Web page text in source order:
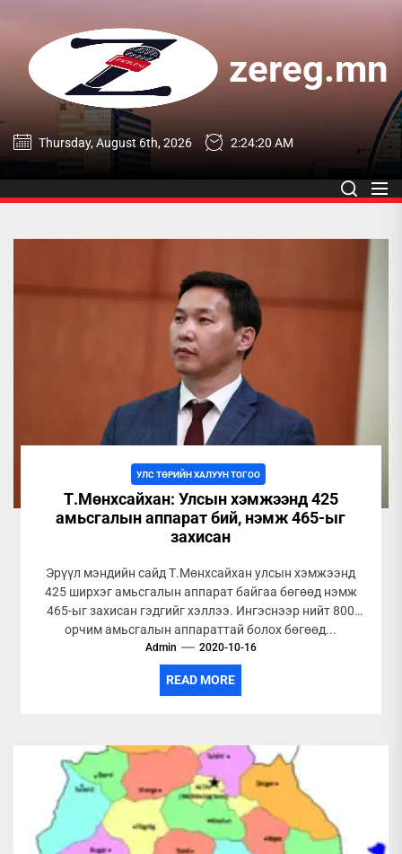
content
zereg.mn
zereg.mn
Thursday, August 6th, 2026 2:24:20 AM
УЛС ТӨРИЙН ХАЛУУН ТОГОО
Т.Мөнхсайхан: Улсын хэмжээнд 425
амьсгалын аппарат бий, нэмж 465-ыг
захисан
Эрүүл мэндийн сайд Т.Мөнхсайхан улсын хэмжээнд
425 ширхэг амьсгалын аппарат байгаа бөгөөд нэмж
465-ыг захисан гэдгийг хэллээ. Ингэснээр нийт 800
орчим амьсгалын аппараттай болох бөгөөд...
Admin 2020-10-16
READ MORE